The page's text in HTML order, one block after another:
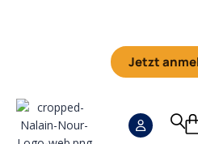
Jetzt